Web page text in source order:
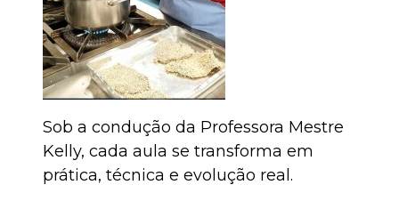
Sob a condução da Professora Mestre
Kelly, cada aula se transforma em
prática, técnica e evolução real.